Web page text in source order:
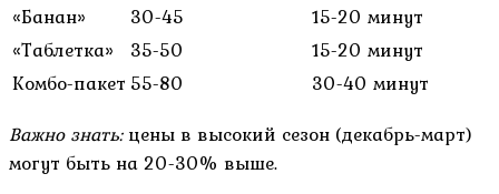
«Банан»
30-45
15-20 минут
«Таблетка»
35-50
15-20 минут
Комбо-пакет 55-80
30-40 минут
Важно знать:цены в высокий сезон (декабрь-март)
могут быть на 20-30% выше.